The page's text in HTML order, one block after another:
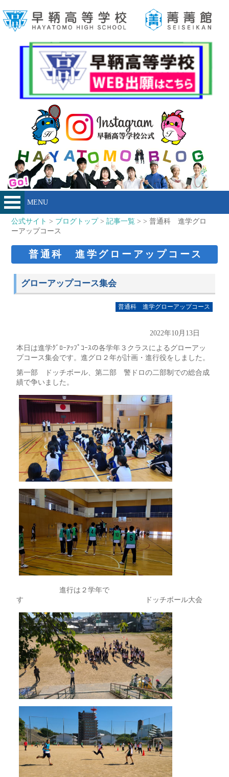
MENU
公式サイト > ブログトップ>記事一覧 > > 普通科 進学グロ
ーアップコース
普通科 進学グローアップコース
グローアップコース集会
普通科 進学グローアップコース
2022年10月13日
本日は進学ｸﾞﾛｰｱｯﾌﾟｺｰｽの各学年３クラスによるグローアッ
プコース集会です。進グロ２年が計画・進行役をしました。
第一部 ドッチボール、第二部 警ドロの二部制での総合成
績で争いました。
進行は２学年で
す ドッチボール大会